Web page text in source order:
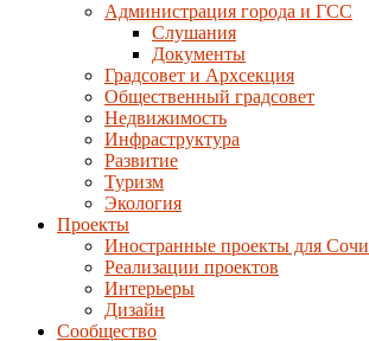
Администрация города и ГСС
Слушания
Документы
Градсовет и Архсекция
Общественный градсовет
Недвижимость
Инфраструктура
Развитие
Туризм
Экология
Проекты
Иностранные проекты для Сочи
Реализации проектов
Интерьеры
Дизайн
Сообщество